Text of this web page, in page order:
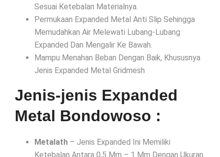
Sesuai Ketebalan Materialnya.
Permukaan Expanded Metal Anti Slip Sehingga
Memudahkan Air Melewati Lubang-Lubang
Expanded Dan Mengalir Ke Bawah.
Mampu Menahan Beban Dengan Baik, Khususnya
Jenis Expanded Metal Gridmesh
Jenis-jenis Expanded
Metal Bondowoso :
Metalath – Jenis Expanded Ini Memiliki
Ketebalan Antara 0,5 Mm – 1 Mm Dengan Ukuran